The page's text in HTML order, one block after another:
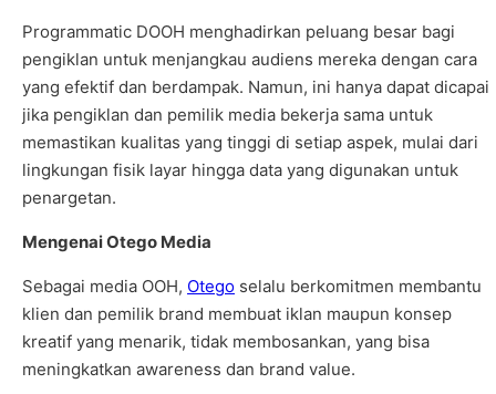
Programmatic DOOH menghadirkan peluang besar bagi
pengiklan untuk menjangkau audiens mereka dengan cara
yang efektif dan berdampak. Namun, ini hanya dapat dicapai
jika pengiklan dan pemilik media bekerja sama untuk
memastikan kualitas yang tinggi di setiap aspek, mulai dari
lingkungan fisik layar hingga data yang digunakan untuk
penargetan.
Mengenai Otego Media
Sebagai media OOH, Otego selalu berkomitmen membantu
klien dan pemilik brand membuat iklan maupun konsep
kreatif yang menarik, tidak membosankan, yang bisa
meningkatkan awareness dan brand value.